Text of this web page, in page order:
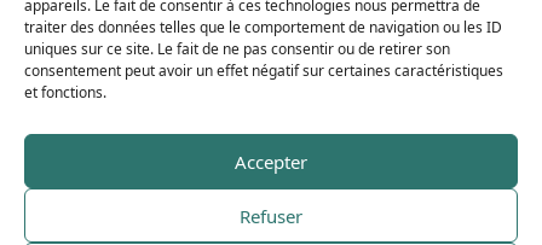
appareils. Le fait de consentir à ces technologies nous permettra de
traiter des données telles que le comportement de navigation ou les ID
uniques sur ce site. Le fait de ne pas consentir ou de retirer son
consentement peut avoir un effet négatif sur certaines caractéristiques
et fonctions.
Accepter
Refuser
Mercredi/ 9:00–12:30, 13:30–17:30
Jeudi/ 9:00–12:30, 13:30–17:30
Vendredi/ 9:00–12:30, 13:30–17:30
Dimanche
Plan du site